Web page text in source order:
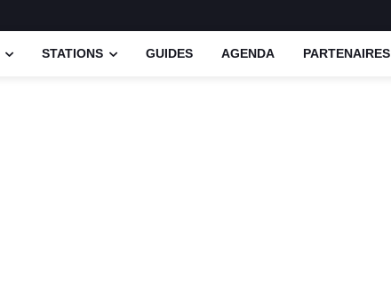
STATIONS GUIDES AGENDA PARTENAIRES